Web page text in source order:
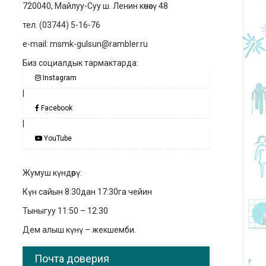
720040, Майлуу-Суу ш. Ленин көчөсү 48
тел. (03744) 5-16-76
e-mail: msmk-gulsun@rambler.ru
Биз социалдык тармактарда:
Instagram
Facebook
YouTube
Жумуш күндөрү:
Күн сайын 8:30дан 17:30га чейин
Тыныгуу 11:50 – 12:30
Дем алыш күнү – жекшемби.
Почта доверия